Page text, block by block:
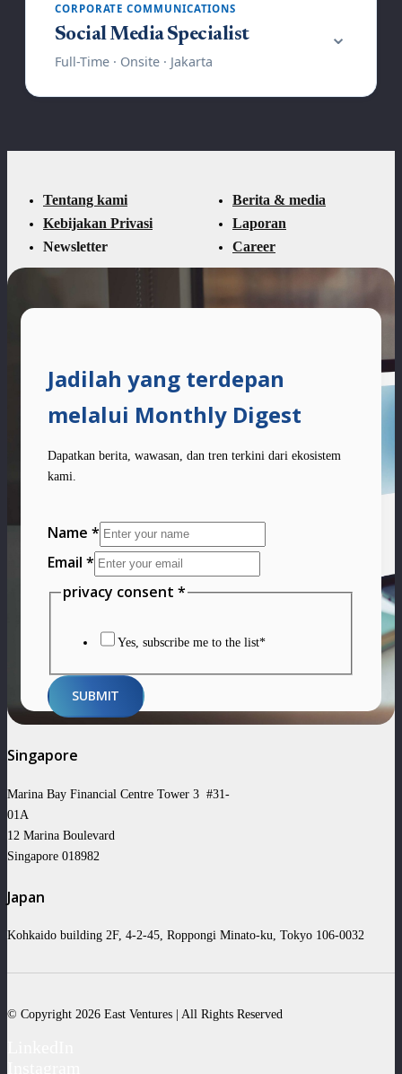
Tentang kami
Berita & media
Kebijakan Privasi
Laporan
Newsletter
Career
Jadilah yang terdepan
melalui Monthly Digest
Dapatkan berita, wawasan, dan tren terkini dari ekosistem
kami.
Email
Layout
Name
Name *
Email *
privacy consent *
Yes, subscribe me to the list*
SUBMIT
Singapore
Marina Bay Financial Centre Tower 3 #31-
01A
12 Marina Boulevard
Singapore 018982
Japan
Kohkaido building 2F, 4-2-45, Roppongi Minato-ku, Tokyo 106-0032
© Copyright 2026 East Ventures | All Rights Reserved